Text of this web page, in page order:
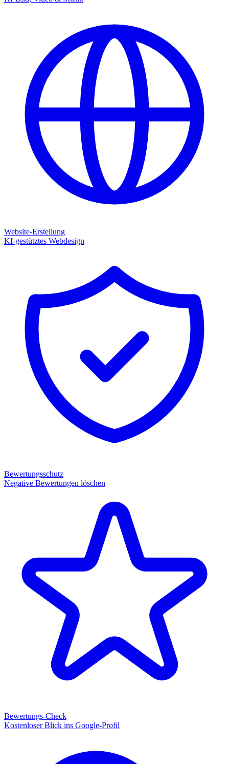
Website-Erstellung
KI-gestütztes Webdesign
Bewertungsschutz
Negative Bewertungen löschen
Bewertungs-Check
Kostenloser Blick ins Google-Profil